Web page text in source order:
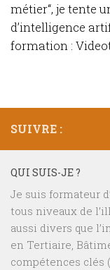
métier“, je tente
d’intelligence
formation :
SUIVRE :
QUI SUIS-JE ?
Je suis formateur
tous niveaux de
aussi divers que
en Tertiaire,
compétences clés